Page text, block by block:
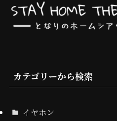
カテゴリーから検索
イヤホン